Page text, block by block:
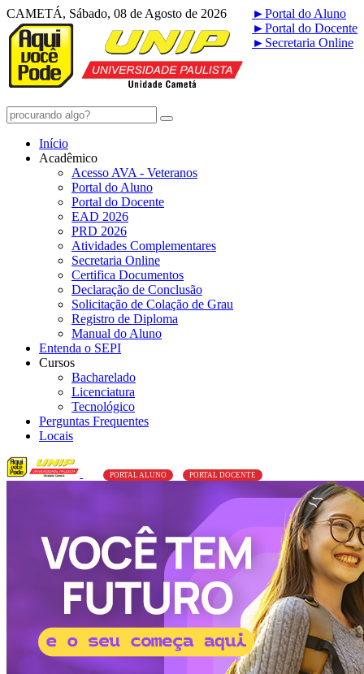
CAMETÁ, Sábado, 08 de Agosto de 2026 ►Portal do Aluno
►Portal do Docente
► Secretaria Online
Início
Acadêmico
Acesso AVA - Veteranos
Portal do Aluno
Portal do Docente
EAD 2026
PRD 2026
Atividades Complementares
Secretaria Online
Certifica Documentos
Declaração de Conclusão
Solicitação de Colação de Grau
Registro de Diploma
Manual do Aluno
Entenda o SEPI
Cursos
Bacharelado
Licenciatura
Tecnológico
Perguntas Frequentes
Locais
PORTAL ALUNO PORTAL DOCENTE